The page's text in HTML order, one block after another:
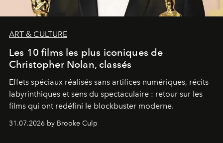
ART & CULTURE
Les 10 films les plus iconiques de
Christopher Nolan, classés
Effets spéciaux réalisés sans artifices numériques, récits
labyrinthiques et sens du spectaculaire : retour sur les
films qui ont redéfini le blockbuster moderne.
31.07.2026 by Brooke Culp